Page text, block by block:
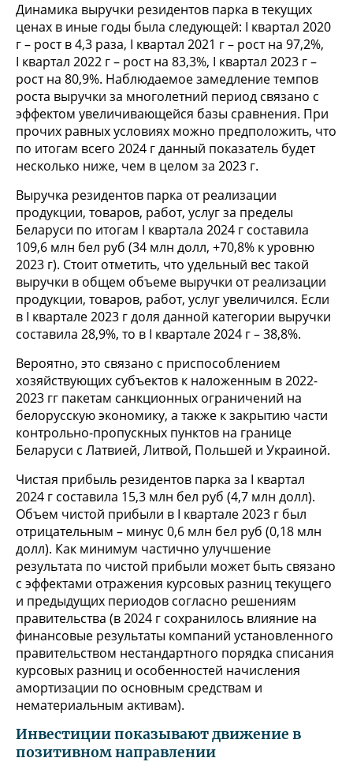
Динамика выручки резидентов парка в текущих
ценах в иные годы была следующей: I квартал 2020
г – рост в 4,3 раза, I квартал 2021 г – рост на 97,2%,
I квартал 2022 г – рост на 83,3%, I квартал 2023 г –
рост на 80,9%. Наблюдаемое замедление темпов
роста выручки за многолетний период связано с
эффектом увеличивающейся базы сравнения. При
прочих равных условиях можно предположить, что
по итогам всего 2024 г данный показатель будет
несколько ниже, чем в целом за 2023 г.
Выручка резидентов парка от реализации
продукции, товаров, работ, услуг за пределы
Беларуси по итогам I квартала 2024 г составила
109,6 млн бел руб (34 млн долл, +70,8% к уровню
2023 г). Стоит отметить, что удельный вес такой
выручки в общем объеме выручки от реализации
продукции, товаров, работ, услуг увеличился. Если
в I квартале 2023 г доля данной категории выручки
составила 28,9%, то в I квартале 2024 г – 38,8%.
Вероятно, это связано с приспособлением
хозяйствующих субъектов к наложенным в 2022-
2023 гг пакетам санкционных ограничений на
белорусскую экономику, а также к закрытию части
контрольно-пропускных пунктов на границе
Беларуси с Латвией, Литвой, Польшей и Украиной.
Чистая прибыль резидентов парка за I квартал
2024 г составила 15,3 млн бел руб (4,7 млн долл).
Объем чистой прибыли в I квартале 2023 г был
отрицательным – минус 0,6 млн бел руб (0,18 млн
долл). Как минимум частично улучшение
результата по чистой прибыли может быть связано
с эффектами отражения курсовых разниц текущего
и предыдущих периодов согласно решениям
правительства (в 2024 г сохранилось влияние на
финансовые результаты компаний установленного
правительством нестандартного порядка списания
курсовых разниц и особенностей начисления
амортизации по основным средствам и
нематериальным активам).
Инвестиции показывают движение в
позитивном направлении